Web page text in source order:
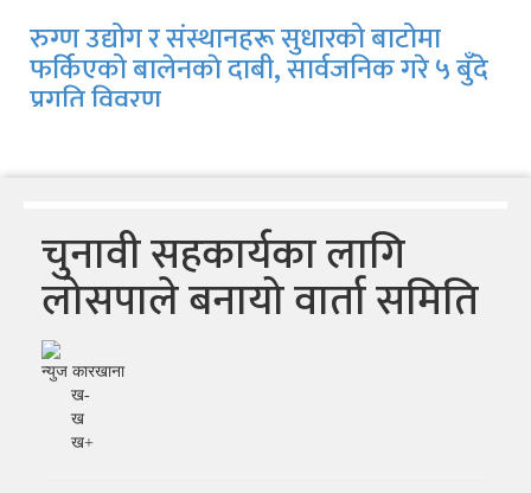
रुग्ण उद्योग र संस्थानहरू सुधारको बाटोमा
फर्किएको बालेनकाे दाबी, सार्वजनिक गरे ५ बुँदे
प्रगति विवरण
चुनावी सहकार्यका लागि
लोसपाले बनायो वार्ता समिति
न्युज कारखाना
ख-
ख
ख+